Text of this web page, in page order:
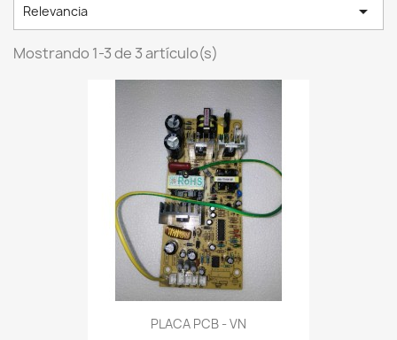
Relevancia 
Mostrando 1-3 de 3 artículo(s)
PLACA PCB - VN